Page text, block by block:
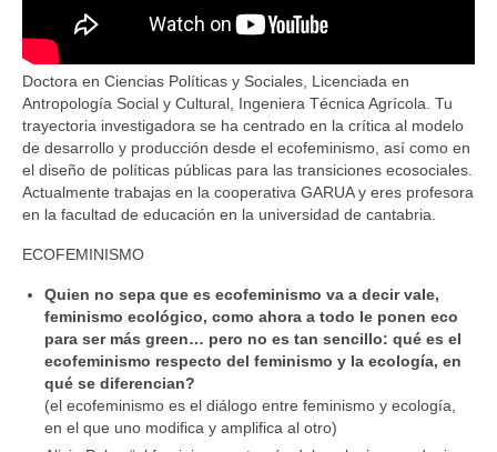
Doctora en Ciencias Políticas y Sociales, Licenciada en
Antropología Social y Cultural, Ingeniera Técnica Agrícola. Tu
trayectoria investigadora se ha centrado en la crítica al modelo
de desarrollo y producción desde el ecofeminismo, así como en
el diseño de políticas públicas para las transiciones ecosociales.
Actualmente trabajas en la cooperativa GARUA y eres profesora
en la facultad de educación en la universidad de cantabria.
ECOFEMINISMO
Quien no sepa que es ecofeminismo va a decir vale,
feminismo ecológico, como ahora a todo le ponen eco
para ser más green… pero no es tan sencillo: qué es el
ecofeminismo respecto del feminismo y la ecología, en
qué se diferencian?
(el ecofeminismo es el diálogo entre feminismo y ecología,
en el que uno modifica y amplifica al otro)